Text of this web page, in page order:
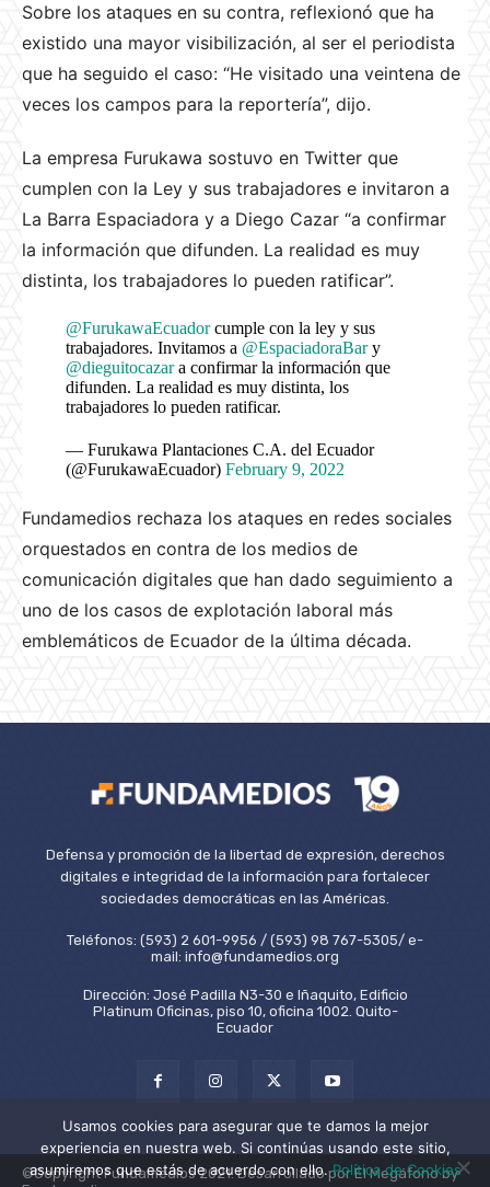
Sobre los ataques en su contra, reflexionó que ha
existido una mayor visibilización, al ser el periodista
que ha seguido el caso: “He visitado una veintena de
veces los campos para la reportería”, dijo.
La empresa Furukawa sostuvo en Twitter que
cumplen con la Ley y sus trabajadores e invitaron a
La Barra Espaciadora y a Diego Cazar “a confirmar
la información que difunden. La realidad es muy
distinta, los trabajadores lo pueden ratificar”.
@FurukawaEcuadorcumple con la ley y sus
trabajadores. Invitamos a @EspaciadoraBary
@dieguitocazara confirmar la información que
difunden. La realidad es muy distinta, los
trabajadores lo pueden ratificar.
— Furukawa Plantaciones C.A. del Ecuador
(@FurukawaEcuador) February 9, 2022
Fundamedios rechaza los ataques en redes sociales
orquestados en contra de los medios de
comunicación digitales que han dado seguimiento a
uno de los casos de explotación laboral más
emblemáticos de Ecuador de la última década.
Defensa y promoción de la libertad de expresión, derechos
digitales e integridad de la información para fortalecer
sociedades democráticas en las Américas.
Teléfonos: (593) 2 601-9956 / (593) 98 767-5305/ e-
mail: info@fundamedios.org
Dirección: José Padilla N3-30 e Iñaquito, Edificio
Platinum Oficinas, piso 10, oficina 1002. Quito-
Ecuador
©Copyright Fundamedios 2021. Desarrollado por El Megáfono by
Usamos cookies para asegurar que te damos la mejor
experiencia en nuestra web. Si continúas usando este sitio,
asumiremos que estás de acuerdo con ello.Política de Cookies